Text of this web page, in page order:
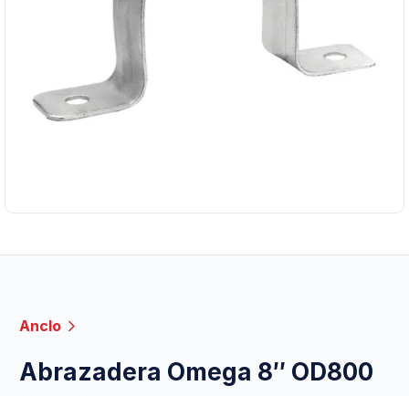
Anclo
Abrazadera Omega 8″ OD800